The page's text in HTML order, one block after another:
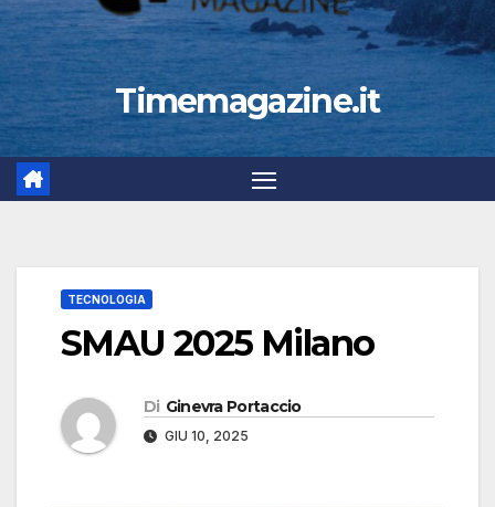
Timemagazine.it
TECNOLOGIA
SMAU 2025 Milano
Di Ginevra Portaccio
GIU 10, 2025